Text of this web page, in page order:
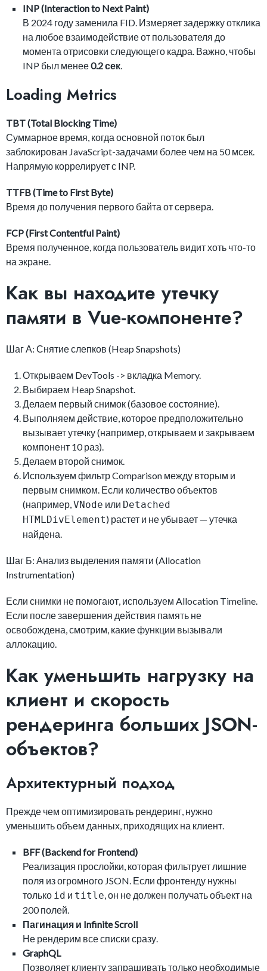
INP (Interaction to Next Paint)
В 2024 году заменила FID. Измеряет задержку отклика
на любое взаимодействие от пользователя до
момента отрисовки следующего кадра. Важно, чтобы
INP был менее0.2 сек.
Loading Metrics
TBT (Total Blocking Time)
Суммарное время, когда основной поток был
заблокирован JavaScript-задачами более чем на 50 мсек.
Напрямую коррелирует с INP.
TTFB (Time to First Byte)
Время до получения первого байта от сервера.
FCP (First Contentful Paint)
Время полученное, когда пользователь видит хоть что-то
на экране.
Как вы находите утечку
памяти в Vue-компоненте?
Шаг А: Снятие слепков (Heap Snapshots)
Открываем DevTools -> вкладка Memory.
Выбираем Heap Snapshot.
Делаем первый снимок (базовое состояние).
Выполняем действие, которое предположительно
вызывает утечку (например, открываем и закрываем
компонент 10 раз).
Делаем второй снимок.
Используем фильтр Comparison между вторым и
первым снимком. Если количество объектов
(например,VNode или Detached
HTMLDivElement) растет и не убывает — утечка
найдена.
Шаг Б: Анализ выделения памяти (Allocation
Instrumentation)
Если снимки не помогают, используем Allocation Timeline.
Если после завершения действия память не
освобождена, смотрим, какие функции вызывали
аллокацию.
Как уменьшить нагрузку на
клиент и скорость
рендеринга больших JSON-
объектов?
Архитектурный подход
Прежде чем оптимизировать рендеринг, нужно
уменьшить объем данных, приходящих на клиент.
BFF (Backend for Frontend)
Реализация прослойки, которая фильтрует лишние
поля из огромного JSON. Если фронтенду нужны
только id и title, он не должен получать объект на
200 полей.
Пагинация и Infinite Scroll
Не рендерим все списки сразу.
GraphQL
Позволяет клиенту запрашивать только необходимые